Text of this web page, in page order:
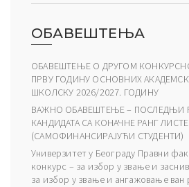
ОБАВЕШТЕЊА
ОБАВЕШТЕЊЕ О ДРУГОМ
ПРВУ ГОДИНУ ОСНОВНИХ
ШКОЛСКУ 2026/2027. ГОДИНУ
ВАЖНО ОБАВЕШТЕЊЕ – ПОСЛЕДЊИ
КАНДИДАТА СА КОНАЧНЕ РАНГ ЛИСТЕ
(САМОФИНАНСИРАЈУЋИ СТУДЕНТИ)
Универзитет у Београду Правни
конкурс – за избор у звање и
за избор у звање и ангажовање ван